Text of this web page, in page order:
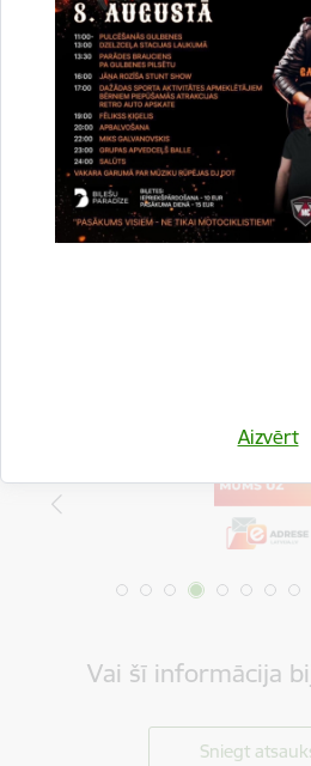
Aizvērt
Saistītas tēmas
Aktualitātes: Civilā aizsardzība
Drukāt lapu
Vai šī informācija
Sniegt